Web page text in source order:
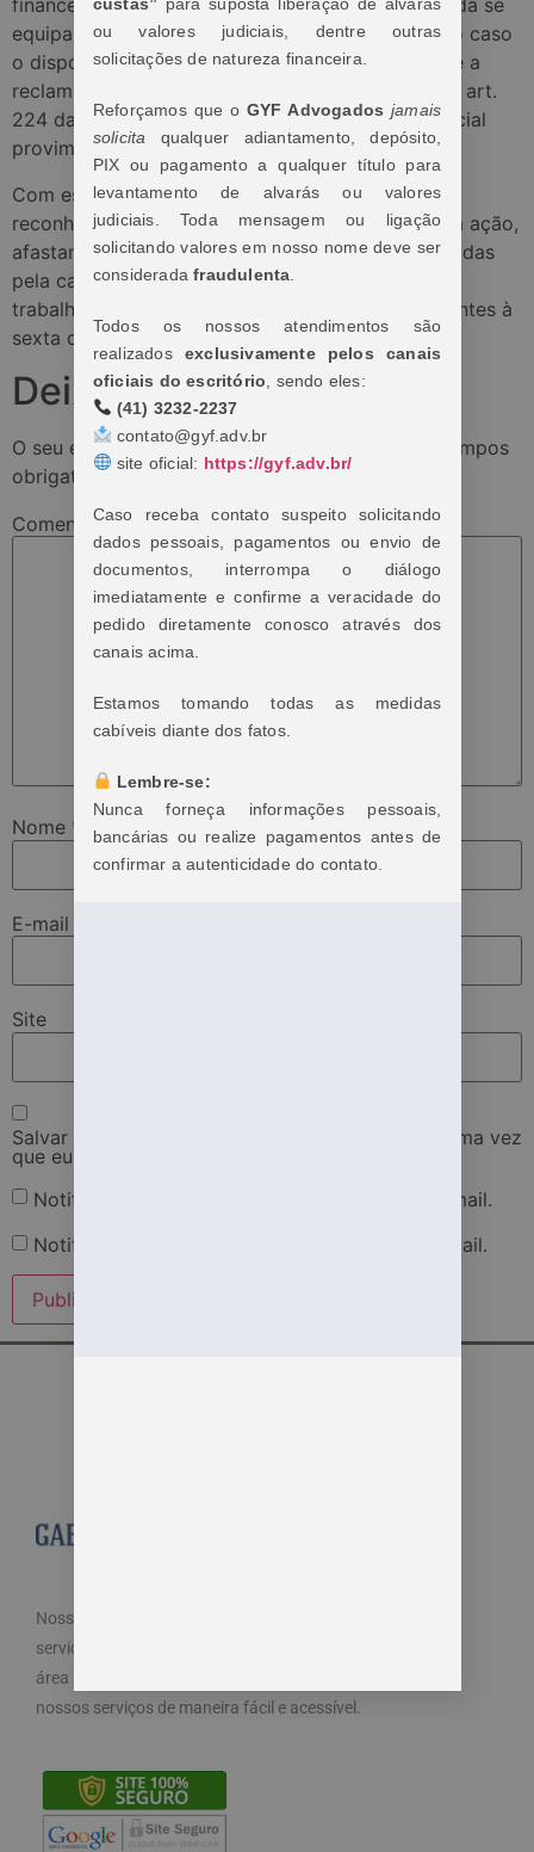
financeira, e considerando que a própria reclamada se
equipara a uma instituição financeira, aplicável ao caso
o disposto na Súmula 55 do C. TST, de modo que a
reclamante faz jus à jornada reduzida prevista no art.
224 da CLT. Recurso da autora ao qual se dá parcial
provimento.
Com estes fundamentos, embora não se tenha
reconhecido a condição de bancária da autora da ação,
afastando a aplicação das normas coletivas firmadas
pela categoria dos bancários a seu contrato de
trabalho, deferiu a autora as horas extras excedentes à
sexta diária.
Deixe um comentário
O seu endereço de e-mail não será publicado.
Campos
obrigatórios são marcados com*
Comentário*
Nome *
E-mail
Site
Salvar meus dados neste navegador para a próxima vez
que eu comentar.
Notifique-me sobre novos comentários por e-mail.
Notifique-me sobre novas publicações por e-mail.
Nosso objetivo é cuidar dos seus direitos e oferecemos
serviços especializados e diferenciados atendendo a
área trabalhista do direito. Por isso, disponibilizamos
nossos serviços de maneira fácil e acessível.
ou valores judiciais, dentre outras
solicitações de natureza financeira.
Reforçamos que o GYF Advogadosjamais
solicita qualquer adiantamento, depósito,
PIX ou pagamento a qualquer título para
levantamento de alvarás ou valores
judiciais. Toda mensagem ou ligação
solicitando valores em nosso nome deve ser
consideradafraudulenta
Todos os nossos atendimentos são
realizados exclusivamente pelos canais
oficiais do escritório , sendo eles:
(41) 3232-2237
contato@gyf.adv.br
site oficial: https://gyf.adv.br/
Caso receba contato suspeito solicitando
dados pessoais, pagamentos ou envio de
documentos, interrompa o diálogo
imediatamente e confirme a veracidade do
pedido diretamente conosco através dos
canais acima.
Estamos tomando todas as medidas
cabíveis diante dos fatos.
Lembre-se:
Nunca forneça informações pessoais,
bancárias ou realize pagamentos antes de
confirmar a autenticidade do contato.